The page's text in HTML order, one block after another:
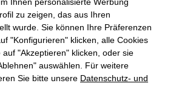
der
DE 0
zu zeigen, das aus Ihren
wurde. Sie können Ihre Präferenzen
"Konfigurieren" klicken, alle Cookies
"Akzeptieren" klicken, oder sie
auswählen. Für weitere
Sie bitte unsere Datenschutz- und